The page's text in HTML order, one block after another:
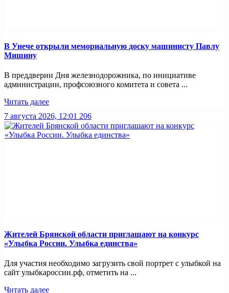
В Унече открыли мемориальную доску машинисту Павлу
Мишину
В преддверии Дня железнодорожника, по инициативе
администрации, профсоюзного комитета и совета ...
Читать далее
7 августа 2026, 12:01 206
Жителей Брянской области приглашают на конкурс
«Улыбка России. Улыбка единства»
Для участия необходимо загрузить свой портрет с улыбкой на
сайт улыбкароссии.рф, отметить на ...
Читать далее